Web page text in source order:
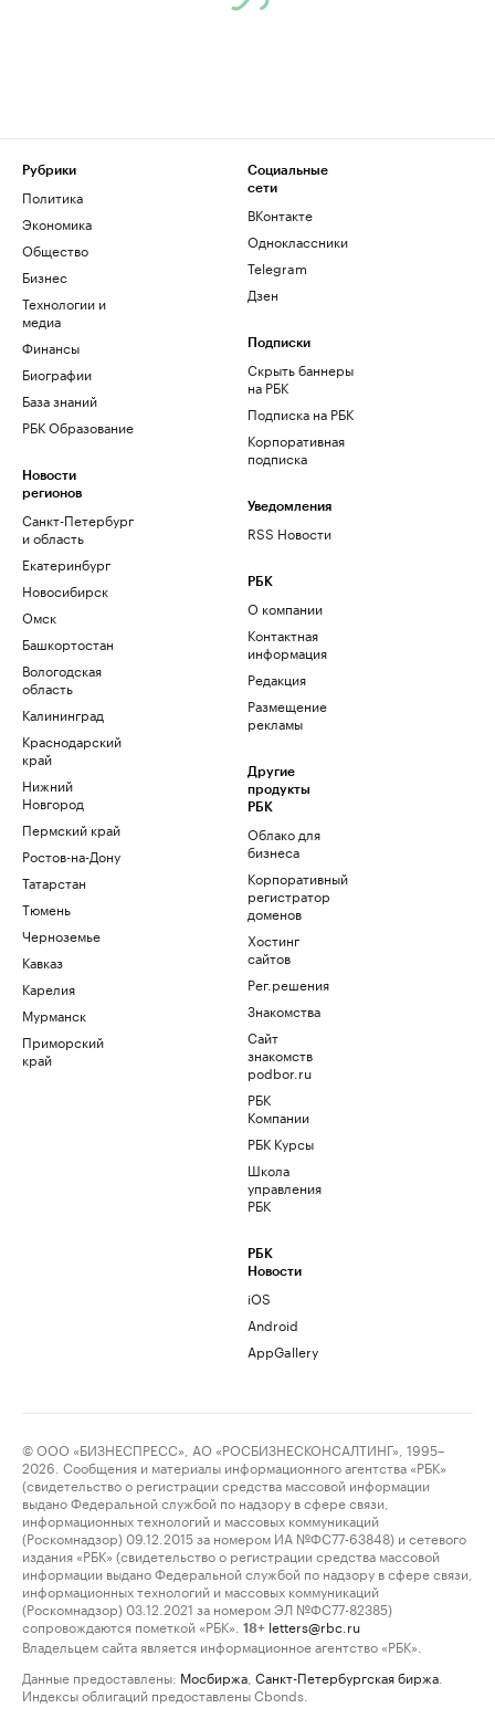
Рубрики
Политика
Экономика
Общество
Бизнес
Технологии и
медиа
Финансы
Биографии
База знаний
РБК Образование
Новости
регионов
Санкт-Петербург
и область
Екатеринбург
Новосибирск
Омск
Башкортостан
Вологодская
область
Калининград
Краснодарский
край
Нижний
Новгород
Пермский край
Ростов-на-Дону
Татарстан
Тюмень
Черноземье
Кавказ
Карелия
Мурманск
Приморский
край
Социальные
сети
ВКонтакте
Одноклассники
Telegram
Дзен
Подписки
Скрыть баннеры
на РБК
Подписка на РБК
Корпоративная
подписка
Уведомления
RSS Новости
РБК
О компании
Контактная
информация
Редакция
Размещение
рекламы
Другие
продукты
РБК
Облако для
бизнеса
Корпоративный
регистратор
доменов
Хостинг
сайтов
Рег.решения
Знакомства
Сайт
знакомств
podbor.ru
РБК
Компании
РБК Курсы
Школа
управления
РБК
РБК
Новости
iOS
Android
AppGallery
© ООО «БИЗНЕСПРЕСС», АО «РОСБИЗНЕСКОНСАЛТИНГ», 1995–
2026. Сообщения и материалы информационного агентства «РБК»
(свидетельство о регистрации средства массовой информации
выдано Федеральной службой по надзору в сфере связи,
информационных технологий и массовых коммуникаций
(Роскомнадзор) 09.12.2015 за номером ИА №ФС77-63848) и сетевого
издания «РБК» (свидетельство о регистрации средства массовой
информации выдано Федеральной службой по надзору в сфере связи,
информационных технологий и массовых коммуникаций
(Роскомнадзор) 03.12.2021 за номером ЭЛ №ФС77-82385)
сопровождаются пометкой «РБК».
18+ letters@rbc.ru
Владельцем сайта является информационное агентство «РБК».
Данные предоставлены: Мосбиржа Санкт-Петербургская биржа
Индексы облигаций предоставлены Cbonds.